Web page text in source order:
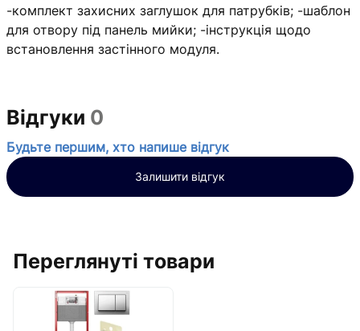
-комплект захисних заглушок для патрубків; -шаблон
для отвору під панель мийки; -інструкція щодо
встановлення застінного модуля.
Відгуки 0
Будьте першим, хто напише відгук
Залишити відгук
Переглянуті товари